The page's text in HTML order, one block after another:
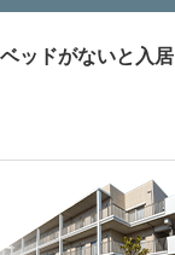
ッドがないと入居